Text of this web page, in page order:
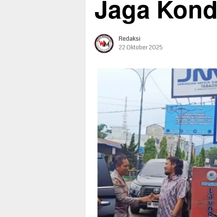
Jaga
Redaksi
22 Oktober 2025